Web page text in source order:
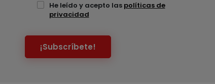
He leído y acepto las políticas de
privacidad
¡Subscríbete!